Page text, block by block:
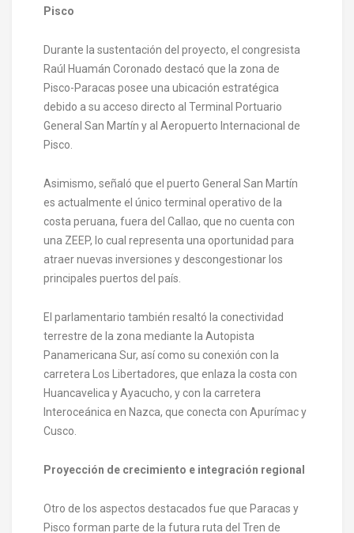
Pisco
Durante la sustentación del proyecto, el congresista
Raúl Huamán Coronado destacó que la zona de
Pisco-Paracas posee una ubicación estratégica
debido a su acceso directo al Terminal Portuario
General San Martín y al Aeropuerto Internacional de
Pisco.
Asimismo, señaló que el puerto General San Martín
es actualmente el único terminal operativo de la
costa peruana, fuera del Callao, que no cuenta con
una ZEEP, lo cual representa una oportunidad para
atraer nuevas inversiones y descongestionar los
principales puertos del país.
El parlamentario también resaltó la conectividad
terrestre de la zona mediante la Autopista
Panamericana Sur, así como su conexión con la
carretera Los Libertadores, que enlaza la costa con
Huancavelica y Ayacucho, y con la carretera
Interoceánica en Nazca, que conecta con Apurímac y
Cusco.
Proyección de crecimiento e integración regional
Otro de los aspectos destacados fue que Paracas y
Pisco forman parte de la futura ruta del Tren de